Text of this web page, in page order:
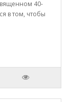
40-
в том, чтобы